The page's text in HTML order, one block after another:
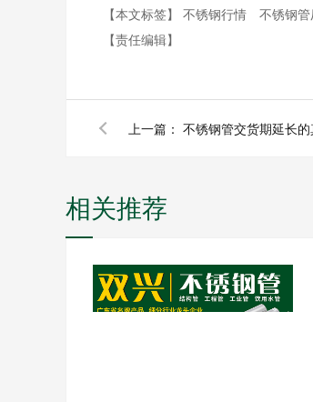
【本文标签】 不锈钢行情
不锈钢
【责任编辑】
上一篇： 不锈钢管交货期延长
相关推荐